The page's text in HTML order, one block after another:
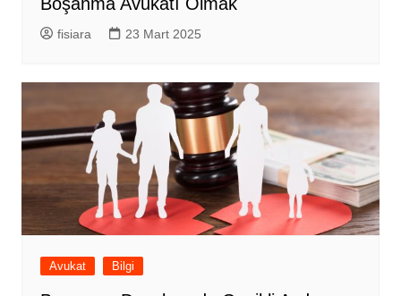
fisiara 23 Mart 2025
Avukat Bilgi